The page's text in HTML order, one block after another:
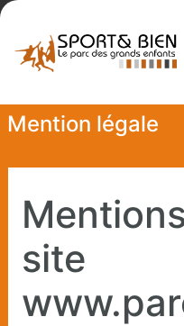
Mention légale
site